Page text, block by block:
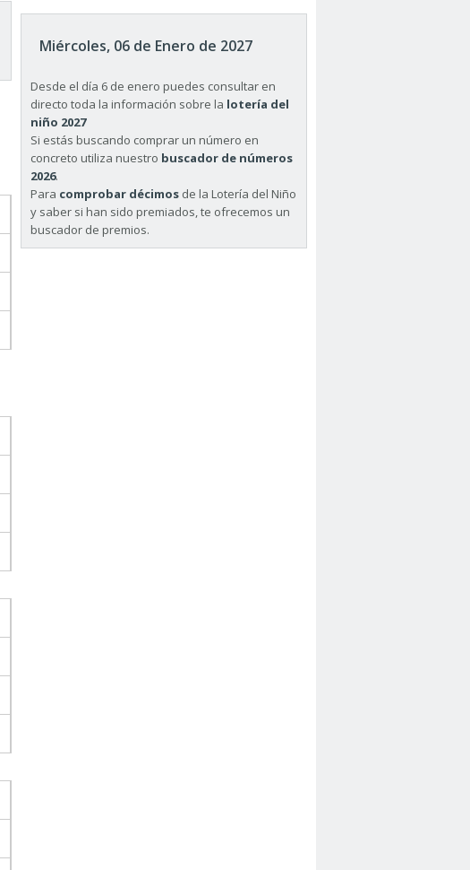
Miércoles, 06 de Enero de 2027
Desde el día 6 de enero puedes consultar en
directo toda la información sobre la lotería del
niño 2027
Si estás buscando comprar un número en
concreto utiliza nuestro buscador de números
2026.
Para comprobar décimos de la Lotería del Niño
y saber si han sido premiados, te ofrecemos un
buscador de premios.